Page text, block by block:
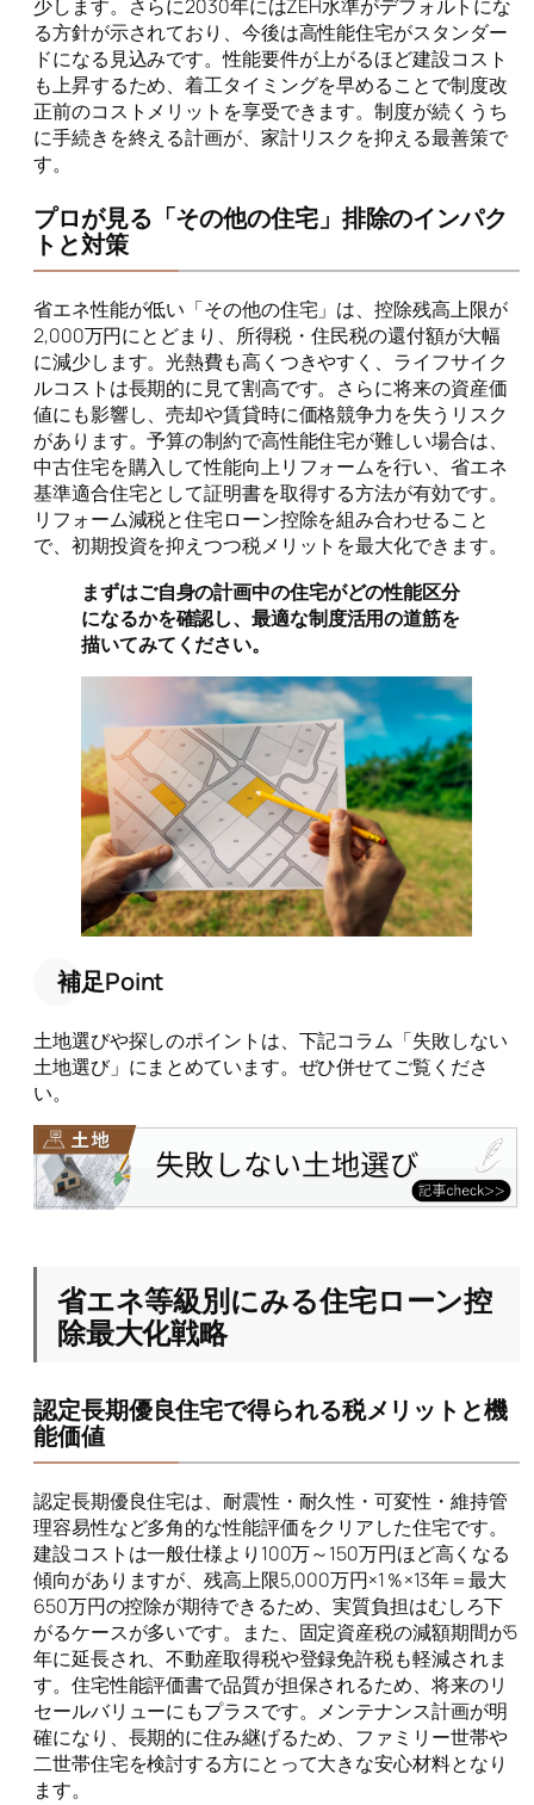
少します。さらに2030年にはZEH水準がデフォルトにな
る方針が示されており、今後は高性能住宅がスタンダー
ドになる見込みです。性能要件が上がるほど建設コスト
も上昇するため、着工タイミングを早めることで制度改
正前のコストメリットを享受できます。制度が続くうち
に手続きを終える計画が、家計リスクを抑える最善策で
す。
プロが見る「その他の住宅」排除のインパク
トと対策
省エネ性能が低い「その他の住宅」は、控除残高上限が
2,000万円にとどまり、所得税・住民税の還付額が大幅
に減少します。光熱費も高くつきやすく、ライフサイク
ルコストは長期的に見て割高です。さらに将来の資産価
値にも影響し、売却や賃貸時に価格競争力を失うリスク
があります。予算の制約で高性能住宅が難しい場合は、
中古住宅を購入して性能向上リフォームを行い、省エネ
基準適合住宅として証明書を取得する方法が有効です。
リフォーム減税と住宅ローン控除を組み合わせること
で、初期投資を抑えつつ税メリットを最大化できます。
まずはご自身の計画中の住宅がどの性能区分
になるかを確認し、最適な制度活用の道筋を
描いてみてください。
補足Point
土地選びや探しのポイントは、下記コラム「失敗しない
土地選び」にまとめています。ぜひ併せてご覧くださ
い。
省エネ等級別にみる住宅ローン控
除最大化戦略
認定長期優良住宅で得られる税メリットと機
能価値
認定長期優良住宅は、耐震性・耐久性・可変性・維持管
理容易性など多角的な性能評価をクリアした住宅です。
建設コストは一般仕様より100万～150万円ほど高くなる
傾向がありますが、残高上限5,000万円×1％×13年＝最大
650万円の控除が期待できるため、実質負担はむしろ下
がるケースが多いです。また、固定資産税の減額期間が5
年に延長され、不動産取得税や登録免許税も軽減されま
す。住宅性能評価書で品質が担保されるため、将来のリ
セールバリューにもプラスです。メンテナンス計画が明
確になり、長期的に住み継げるため、ファミリー世帯や
二世帯住宅を検討する方にとって大きな安心材料となり
ます。